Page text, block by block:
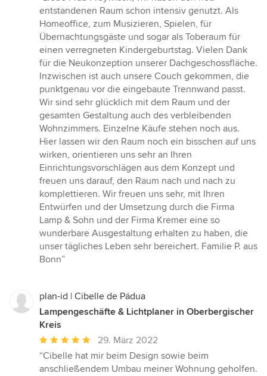
5
von
5
Sternen
entstandenen Raum schon intensiv genutzt. Als
Homeoffice, zum Musizieren, Spielen, für
Übernachtungsgäste und sogar als Toberaum für
einen verregneten Kindergeburtstag. Vielen Dank
für die Neukonzeption unserer Dachgeschossfläche.
Inzwischen ist auch unsere Couch gekommen, die
punktgenau vor die eingebaute Trennwand passt.
Wir sind sehr glücklich mit dem Raum und der
gesamten Gestaltung auch des verbleibenden
Wohnzimmers. Einzelne Käufe stehen noch aus.
Hier lassen wir den Raum noch ein bisschen auf uns
wirken, orientieren uns sehr an Ihren
Einrichtungsvorschlägen aus dem Konzept und
freuen uns darauf, den Raum nach und nach zu
komplettieren. Wir freuen uns sehr, mit Ihren
Entwürfen und der Umsetzung durch die Firma
Lamp & Sohn und der Firma Kremer eine so
wunderbare Ausgestaltung erhalten zu haben, die
unser tägliches Leben sehr bereichert. Familie P. aus
Bonn”
plan-id | Cibelle de Pádua
Lampengeschäfte & Lichtplaner in Oberbergischer
Kreis
Durchschnittliche
Bewertung:
5
29. März 2022
“Cibelle hat mir beim Design sowie beim
anschließendem Umbau meiner Wohnung geholfen.